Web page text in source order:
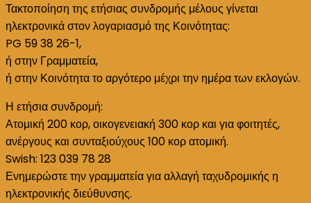
Τακτοποίηση της ετήσιας συνδρομής μέλους γίνεται
ηλεκτρονικά στον λογαριασμό της Κοινότητας:
PG 59 38 26-1,
ή στην Γραμματεία,
ή στην Κοινότητα το αργότερο μέχρι την ημέρα των εκλογών.
Η ετήσια συνδρομή:
Ατομική 200 κορ, οικογενειακή 300 κορ και για φοιτητές,
ανέργους και συνταξιούχους 100 κορ ατομική.
Swish: 123 039 78 28
Ενημερώστε την γραμματεία για αλλαγή ταχυδρομικής η
ηλεκτρονικής διεύθυνσης.